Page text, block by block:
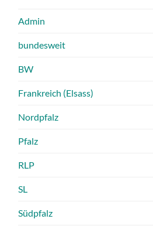
Admin
bundesweit
BW
Frankreich (Elsass)
Nordpfalz
Pfalz
RLP
SL
Südpfalz